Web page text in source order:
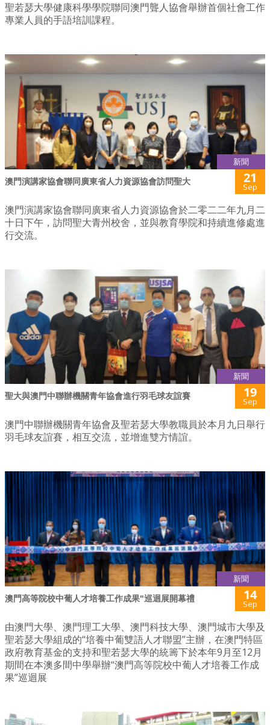
聖若瑟大學健康科學學院聯同澳門聾人協會舉辦首個社會工作
專業人員的手語培訓課程。
新聞
澳門演講家協會聯同廣東省人力資源協會訪問聖大 21
Sep
澳門演講家協會聯同廣東省人力資源協會於二零二二年九月二
十日下午，訪問聖大青州校舍，並與教育學院和持續進修處進
行交流。
新聞
聖大與澳門中聯辦機關青年協會進行羽毛球友誼賽 19
Sep
澳門中聯辦機關青年協會及聖若瑟大學教職員於本月九日舉行
羽毛球友誼賽，相互交流，並增進雙方情誼。
新聞
澳門高等院校中葡人才培養工作成果"巡迴展開幕禮 14
Sep
由澳門大學、澳門理工大學、澳門科技大學、澳門城市大學及
聖若瑟大學組成的“培養中葡雙語人才聯盟”主辦，在澳門特區
政府教育基金的支持和聖若瑟大學的統籌下於本年9月至12月
期間在本澳多間中學舉辦“澳門高等院校中葡人才培養工作成
果”巡迴展